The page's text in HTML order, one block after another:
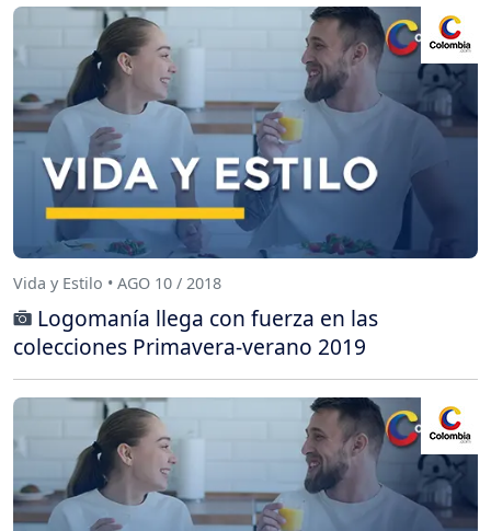
Vida y Estilo • AGO 10 / 2018
Logomanía llega con fuerza en las
colecciones Primavera-verano 2019